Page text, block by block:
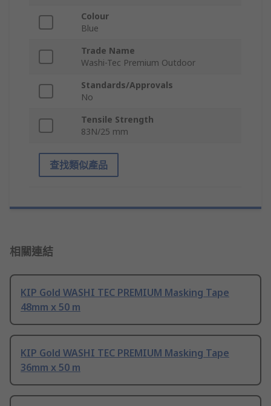
Colour
Blue
Trade Name
Washi-Tec Premium Outdoor
Standards/Approvals
No
Tensile Strength
83N/25 mm
查找類似產品
相關連結
KIP Gold WASHI TEC PREMIUM Masking Tape
48mm x 50 m
KIP Gold WASHI TEC PREMIUM Masking Tape
36mm x 50 m